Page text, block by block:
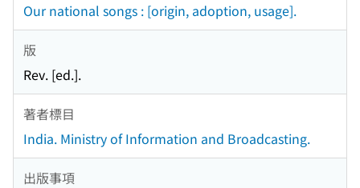
Our national songs : [origin, adoption, usage].
版
Rev. [ed.].
著者標目
India. Ministry of Information and Broadcasting.
出版事項